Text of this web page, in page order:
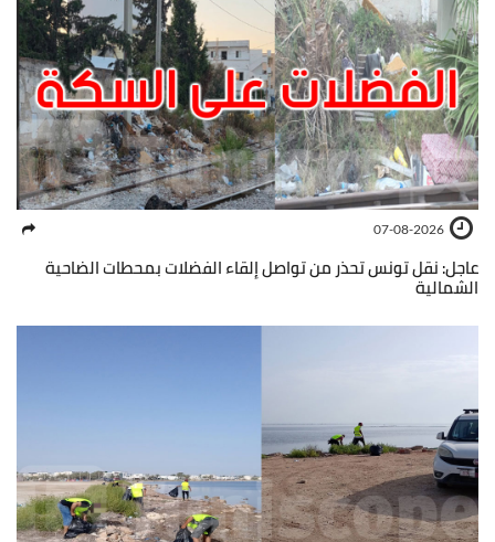
07-08-2026
عاجل: نقل تونس تحذر من تواصل إلقاء الفضلات بمحطات الضاحية
الشمالية